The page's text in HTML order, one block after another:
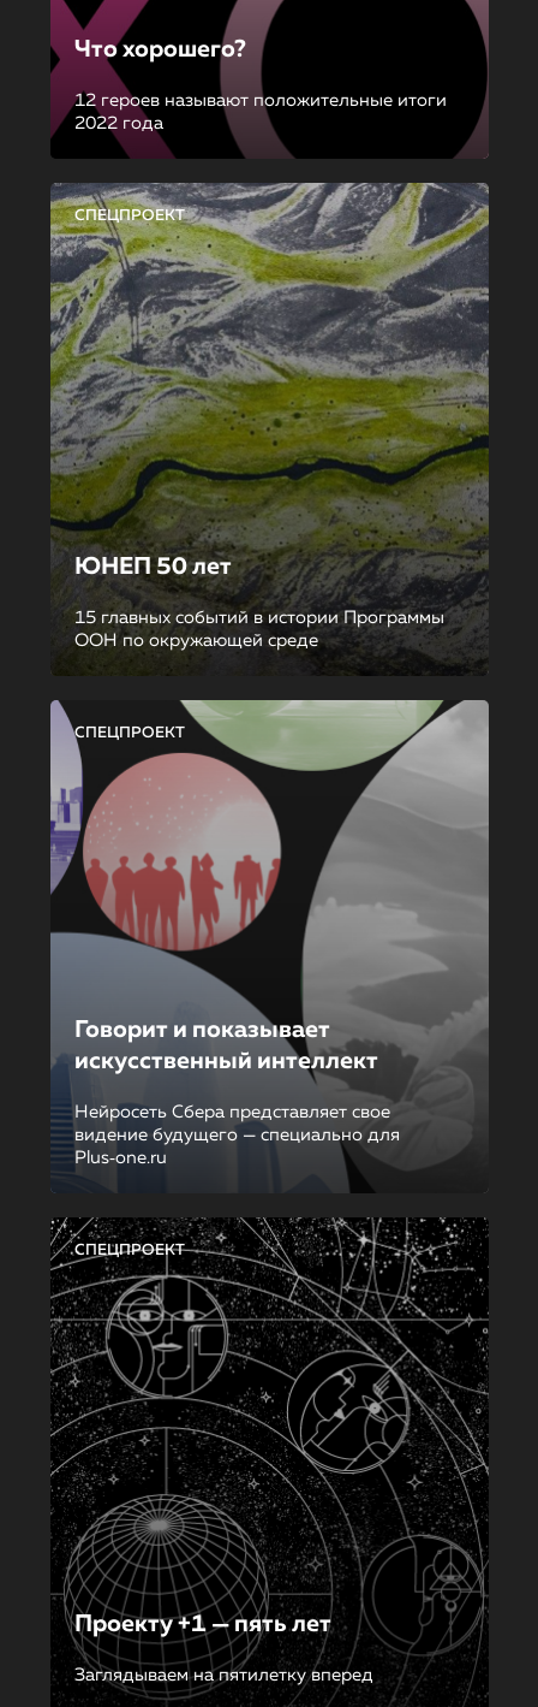
Что хорошего?
12 героев называют положительные итоги
2022 года
СПЕЦПРОЕКТ
ЮНЕП 50 лет
15 главных событий в истории Программы
ООН по окружающей среде
СПЕЦПРОЕКТ
Говорит и показывает
искусственный интеллект
Нейросеть Сбера представляет свое
видение будущего — специально для
Plus‑one.ru
СПЕЦПРОЕКТ
Проекту +1 — пять лет
Заглядываем на пятилетку вперед